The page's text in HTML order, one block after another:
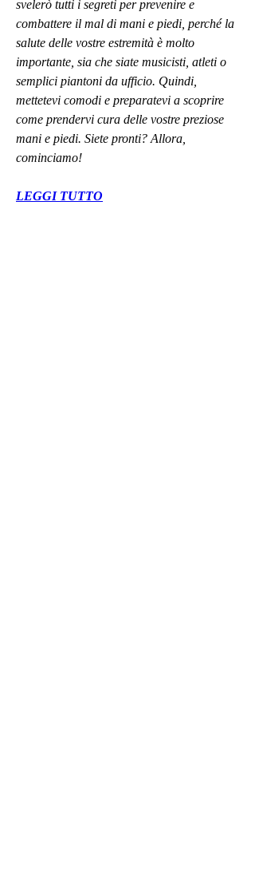
svelerò tutti i segreti per prevenire e
combattere il mal di mani e piedi, perché la
salute delle vostre estremità è molto
importante, sia che siate musicisti, atleti o
semplici piantoni da ufficio. Quindi,
mettetevi comodi e preparatevi a scoprire
come prendervi cura delle vostre preziose
mani e piedi. Siete pronti? Allora,
cominciamo!
LEGGI TUTTO